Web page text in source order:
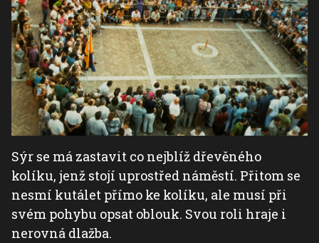
Sýr se má zastavit co nejblíž dřevěného
kolíku, jenž stojí uprostřed náměstí. Přitom se
nesmí kutálet přímo ke kolíku, ale musí při
svém pohybu opsat oblouk. Svou roli hraje i
nerovná dlažba.